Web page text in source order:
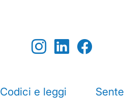
Codici e leggi